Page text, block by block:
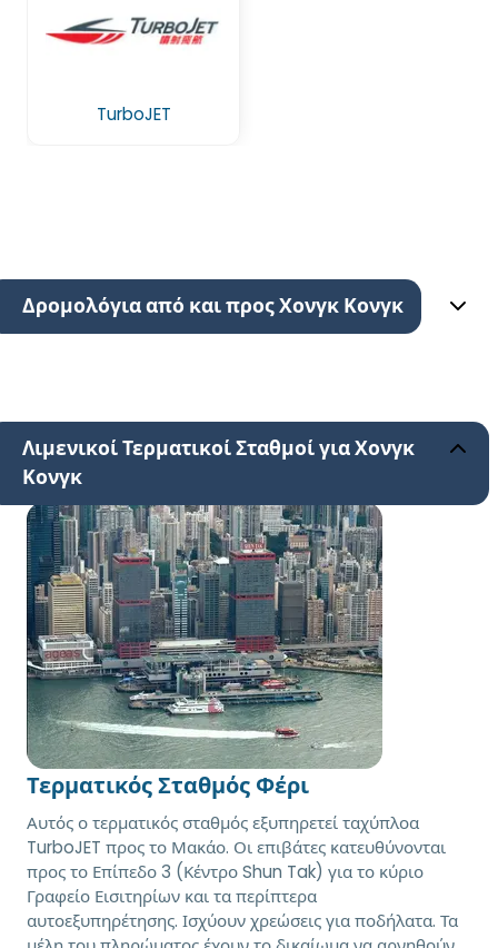
TurboJET
Δρομολόγια από και προς Χονγκ Κονγκ
Λιμενικοί Τερματικοί Σταθμοί για Χονγκ
Κονγκ
Τερματικός Σταθμός Φέρι
Αυτός ο τερματικός σταθμός εξυπηρετεί ταχύπλοα
TurboJET προς το Μακάο. Οι επιβάτες κατευθύνονται
προς το Επίπεδο 3 (Κέντρο Shun Tak) για το κύριο
Γραφείο Εισιτηρίων και τα περίπτερα
αυτοεξυπηρέτησης. Ισχύουν χρεώσεις για ποδήλατα. Τα